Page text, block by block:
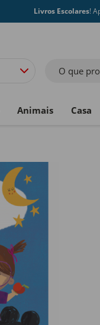
Livros Escolares!
O que
Animais Casa